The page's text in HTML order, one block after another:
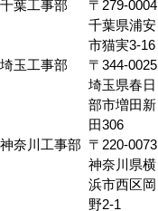
東京都足立
区伊興本町
2-13
千葉工事部
〒279-0004
千葉県浦安
市猫実3-16
〒344-0025
埼玉県春日
部市増田新
田306